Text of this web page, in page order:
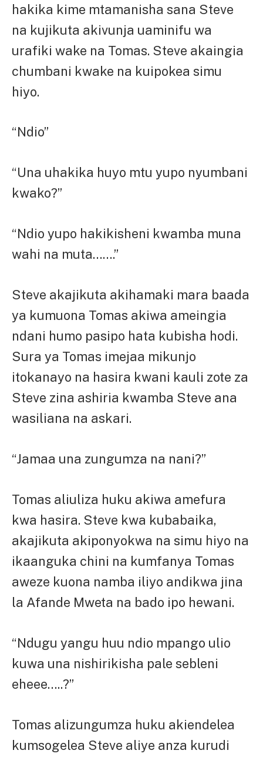
hakika kime mtamanisha sana Steve
na kujikuta akivunja uaminifu wa
urafiki wake na Tomas. Steve akaingia
chumbani kwake na kuipokea simu
hiyo.
“Ndio”
“Una uhakika huyo mtu yupo nyumbani
kwako?”
“Ndio yupo hakikisheni kwamba muna
wahi na muta…….”
Steve akajikuta akihamaki mara baada
ya kumuona Tomas akiwa ameingia
ndani humo pasipo hata kubisha hodi.
Sura ya Tomas imejaa mikunjo
itokanayo na hasira kwani kauli zote za
Steve zina ashiria kwamba Steve ana
wasiliana na askari.
“Jamaa una zungumza na nani?”
Tomas aliuliza huku akiwa amefura
kwa hasira. Steve kwa kubabaika,
akajikuta akiponyokwa na simu hiyo na
ikaanguka chini na kumfanya Tomas
aweze kuona namba iliyo andikwa jina
la Afande Mweta na bado ipo hewani.
“Ndugu yangu huu ndio mpango ulio
kuwa una nishirikisha pale sebleni
eheee…..?”
Tomas alizungumza huku akiendelea
kumsogelea Steve aliye anza kurudi